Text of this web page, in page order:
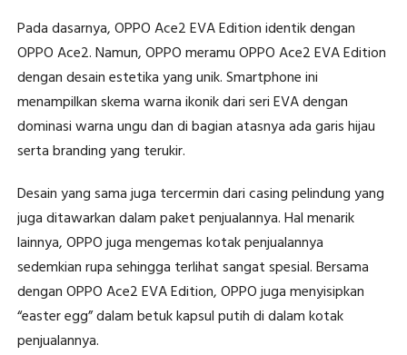
Pada dasarnya, OPPO Ace2 EVA Edition identik dengan
OPPO Ace2. Namun, OPPO meramu OPPO Ace2 EVA Edition
dengan desain estetika yang unik. Smartphone ini
menampilkan skema warna ikonik dari seri EVA dengan
dominasi warna ungu dan di bagian atasnya ada garis hijau
serta branding yang terukir.
Desain yang sama juga tercermin dari casing pelindung yang
juga ditawarkan dalam paket penjualannya. Hal menarik
lainnya, OPPO juga mengemas kotak penjualannya
sedemkian rupa sehingga terlihat sangat spesial. Bersama
dengan OPPO Ace2 EVA Edition, OPPO juga menyisipkan
“easter egg” dalam betuk kapsul putih di dalam kotak
penjualannya.